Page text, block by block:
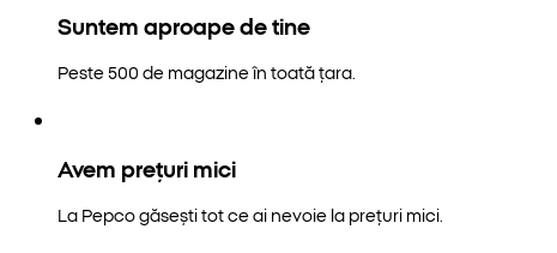
Suntem aproape de tine
Peste 500 de magazine în toată țara.
Avem prețuri mici
La Pepco găsești tot ce ai nevoie la prețuri mici.